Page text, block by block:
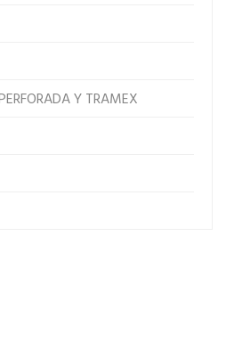
Y TRAMEX